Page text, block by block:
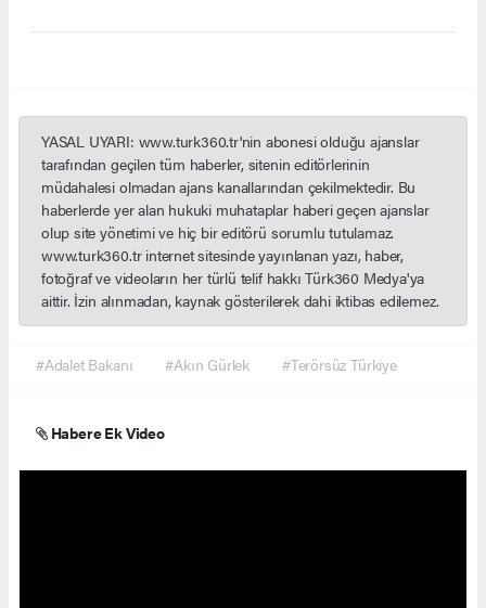
YASAL UYARI: www.turk360.tr'nin abonesi olduğu ajanslar
tarafından geçilen tüm haberler, sitenin editörlerinin
müdahalesi olmadan ajans kanallarından çekilmektedir. Bu
haberlerde yer alan hukuki muhataplar haberi geçen ajanslar
olup site yönetimi ve hiç bir editörü sorumlu tutulamaz.
www.turk360.tr internet sitesinde yayınlanan yazı, haber,
fotoğraf ve videoların her türlü telif hakkı Türk360 Medya'ya
aittir. İzin alınmadan, kaynak gösterilerek dahi iktibas edilemez.
#Adalet Bakanı #Akın Gürlek #Terörsüz Türkiye
Habere Ek Video